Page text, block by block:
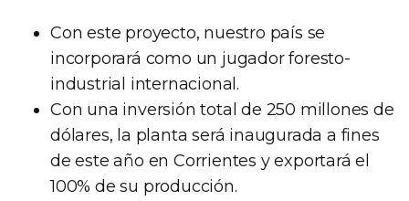
Con este proyecto, nuestro país se
incorporará como un jugador foresto-
industrial internacional.
Con una inversión total de 250 millones de
dólares, la planta será inaugurada a fines
de este año en Corrientes y exportará el
100% de su producción.